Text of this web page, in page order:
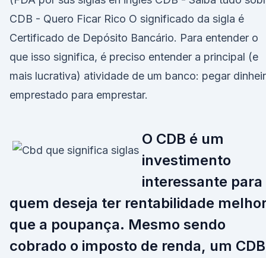
CDB - Quero Ficar Rico O significado da sigla é
Certificado de Depósito Bancário. Para entender o
que isso significa, é preciso entender a principal (e
mais lucrativa) atividade de um banco: pegar
emprestado para emprestar.
O CDB é um
investimento
interessante para
quem deseja ter rentabilidade
que a poupança. Mesmo sendo
cobrado o imposto de renda, um CDB